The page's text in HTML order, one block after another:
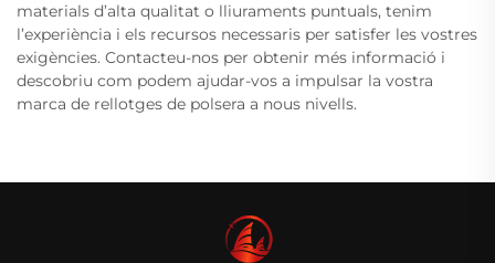
materials d’alta qualitat o lliuraments puntuals, tenim
l’experiència i els recursos necessaris per satisfer les vostres
exigències. Contacteu-nos per obtenir més informació i
descobriu com podem ajudar-vos a impulsar la vostra
marca de rellotges de polsera a nous nivells.